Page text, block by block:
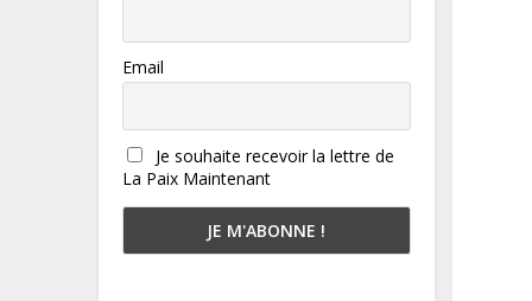
Email
Je souhaite recevoir la lettre de
La Paix Maintenant